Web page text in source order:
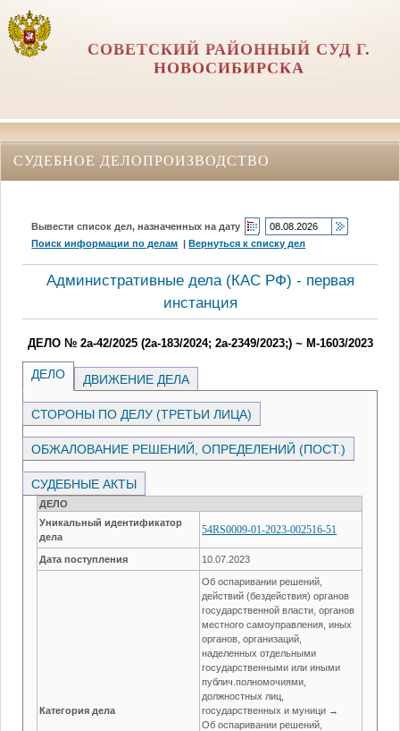
СОВЕТСКИЙ РАЙОННЫЙ СУД Г.
НОВОСИБИРСКА
СУДЕБНОЕ ДЕЛОПРОИЗВОДСТВО
Вывести список дел, назначенных на дату
Поиск информации по делам |Вернуться к списку дел
Административные дела (КАC РФ) - первая
инстанция
ДЕЛО № 2а-42/2025 (2а-183/2024; 2а-2349/2023;) ~ М-1603/2023
ДЕЛО ДВИЖЕНИЕ ДЕЛА
СТОРОНЫ ПО ДЕЛУ (ТРЕТЬИ ЛИЦА)
ОБЖАЛОВАНИЕ РЕШЕНИЙ, ОПРЕДЕЛЕНИЙ (ПОСТ.)
СУДЕБНЫЕ АКТЫ
ДЕЛО
Уникальный идентификатор
дела
54RS0009-01-2023-002516-51
Дата поступления 10.07.2023
Категория дела
Об оспаривании решений,
действий (бездействия) органов
государственной власти, органов
местного самоуправления, иных
органов, организаций,
наделенных отдельными
государственными или иными
публич.полномочиями,
должностных лиц,
государственных и муници →
Об оспаривании решений,